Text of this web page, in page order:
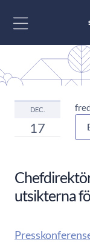
DEC.
17
utsikterna